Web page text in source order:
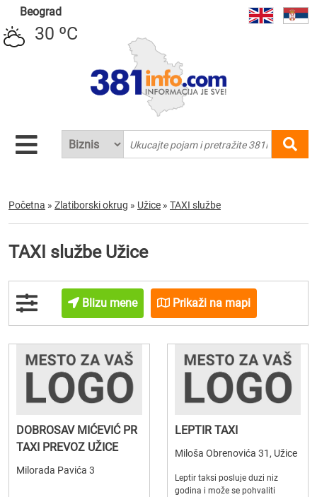
Beograd
30 ºC
Početna » Zlatiborski okrug » Užice » TAXI službe
TAXI službe Užice
Blizu mene Prikaži na mapi
DOBROSAV MIĆEVIĆ PR
TAXI PREVOZ UŽICE
Milorada Pavića 3
LEPTIR TAXI
Miloša Obrenovića 31, Užice
Leptir taksi posluje duzi niz
godina i može se pohvaliti